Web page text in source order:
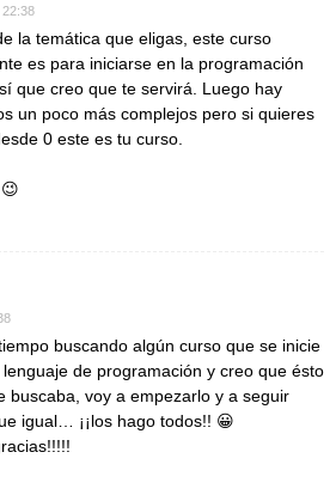
la temática que eligas, este curso
es para iniciarse en la programación
que creo que te servirá. Luego hay
un poco más complejos pero si quieres
0 este es tu curso.
buscando algún curso que se inicie
de programación y creo que ésto
buscaba, voy a empezarlo y a seguir
igual… ¡¡los hago todos!! 😀